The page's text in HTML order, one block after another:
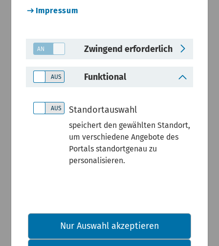
Tagtäglich
er
Flächenver
brauch und
egelung
Impressum
Zwingend erforderlich
Funktional
Standortauswahl
speichert den gewählten Standort,
um verschiedene Angebote des
Portals standortgenau zu
personalisieren.
Nur Auswahl akzeptieren